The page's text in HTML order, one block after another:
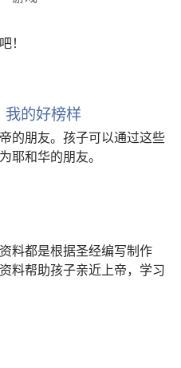
！
的好榜样
的朋友。孩子可以通过这些
耶和华的朋友。
料都是根据圣经编写制作
料帮助孩子亲近上帝，学习